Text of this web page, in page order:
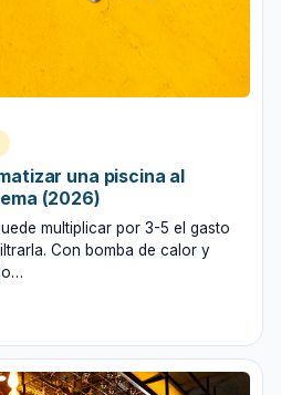
una piscina al
(2026)
multiplicar por 3-5 el gasto
Con bomba de calor y